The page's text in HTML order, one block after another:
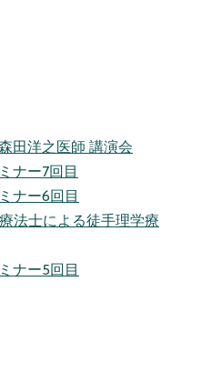
田洋之医師 講演会
ナー7回目
ナー6回目
法士による徒手理学療
ナー5回目